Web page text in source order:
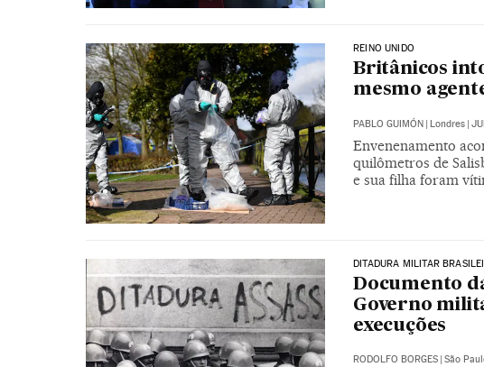
REINO UNIDO
Britânicos
mesmo
PABLO GUIMÓN Londres
Envenenamento
quilômetros de
e sua filha foram
DITADURA MILITAR
Documento
Governo
execuções
RODOLFO BORGES | São